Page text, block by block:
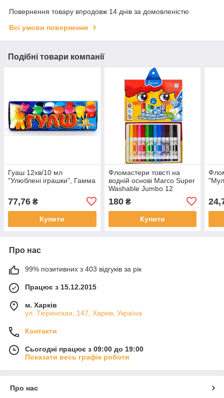
Повернення товару впродовж 14 днів за домовленістю
Всі умови повернення
Подібні товари компанії
Гуаш 12хв/10 мл
"Улюблені іграшки", Гамма
77,76 ₴
Купити
Фломастери товсті на
водній основі Marco Super
Washable Jumbo 12
180₴
Купити
Про нас
99% позитивних з 403 відгуків за рік
Працює з 15.12.2015
м. Харків
ул. Тюринская, 147, Харків, Україна
Контакти
Сьогодні працює з 09:00 до 19:00
Показати весь графік роботи
Про нас